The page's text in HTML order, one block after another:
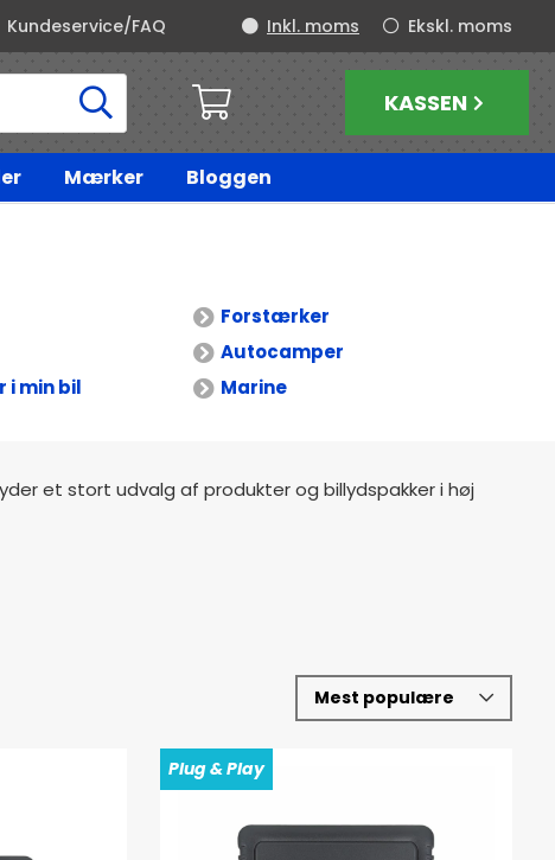
Kundeservice/FAQ Ekskl. moms
Inkl. moms
KASSEN
Mærker Bloggen
Forstærker
Autocamper
i min bil Marine
et stort udvalg af produkter og billydspakker i høj
Plug & Play